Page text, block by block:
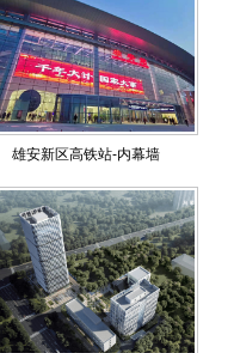
雄安新区高铁站-内幕墙